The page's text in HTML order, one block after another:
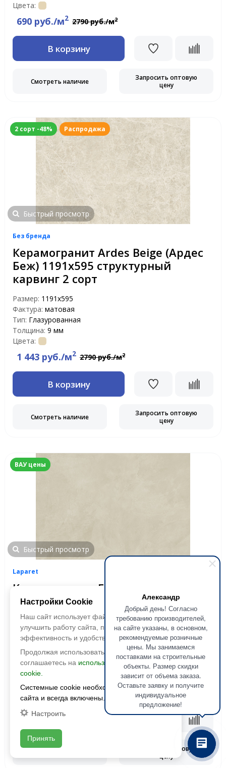
Александр
Добрый день! Согласно
требованию производителей,
на сайте указаны, в основном,
рекомендуемые розничные
цены. Мы занимаемся
поставками на строительные
объекты. Размер скидки
зависит от объема заказа.
Оставьте заявку и получите
индивидуальное
предложение!
Цвета:
690 руб./м2 2790 руб./м2
В корзину
Смотреть наличие
Запросить оптовую
цену
2 сорт -48% Распродажа
Быстрый просмотр
Без бренда
Керамогранит Ardes Beige (Ардес
Беж) 1191х595 структурный
карвинг 2 сорт
Размер: 1191x595
Фактура: матовая
Тип: Глазурованная
Толщина: 9 мм
Цвета:
1 443 руб./м2 2790 руб./м2
В корзину
Смотреть наличие
Запросить оптовую
цену
ВАУ цены
Быстрый просмотр
Laparet
Керамогранит Evolution Crema
(Эволюшн Крема) SG50000920R
1191x595 Матовый Карвинг
Размер:
1191x595
Фактура:
матовая, карвинг
Тип:глазурованная
Толщина:9 мм
Цвета:
1 990 руб./м2 2590 руб./м
В корзину
Запросить оптовую
цену
Настройки Cookie
Наш сайт использует файлы cookie, чтобы
улучшить работу сайта, повысить его
эффективность и удобство.
Продолжая использовать сайт, вы
соглашаетесь на использование файлов
cookie.
Системные cookie необходимы для работы
сайта и всегда включены.
Настроить
Принять